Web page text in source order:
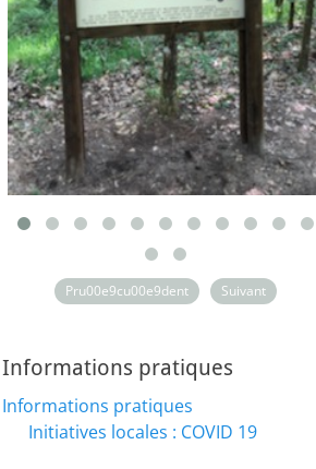
Pru00e9cu00e9dent Suivant
Informations pratiques
Informations pratiques
Initiatives locales : COVID 19